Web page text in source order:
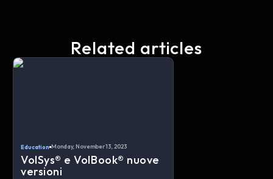
Related articles
Education Monday, November 13, 2023
VolSys® e VolBook® nuove
versioni